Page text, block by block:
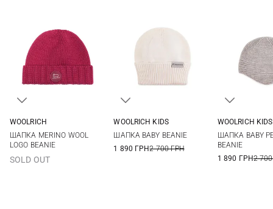
WOOLRICH
ШАПКА MERINO WOOL
LOGO BEANIE
SOLD OUT
WOOLRICH KIDS
ШАПКА BABY BEANIE
1 890 ГРН2 700 ГРН
WOOLRICH KIDS
ШАПКА BABY
BEANIE
1 890 ГРН2